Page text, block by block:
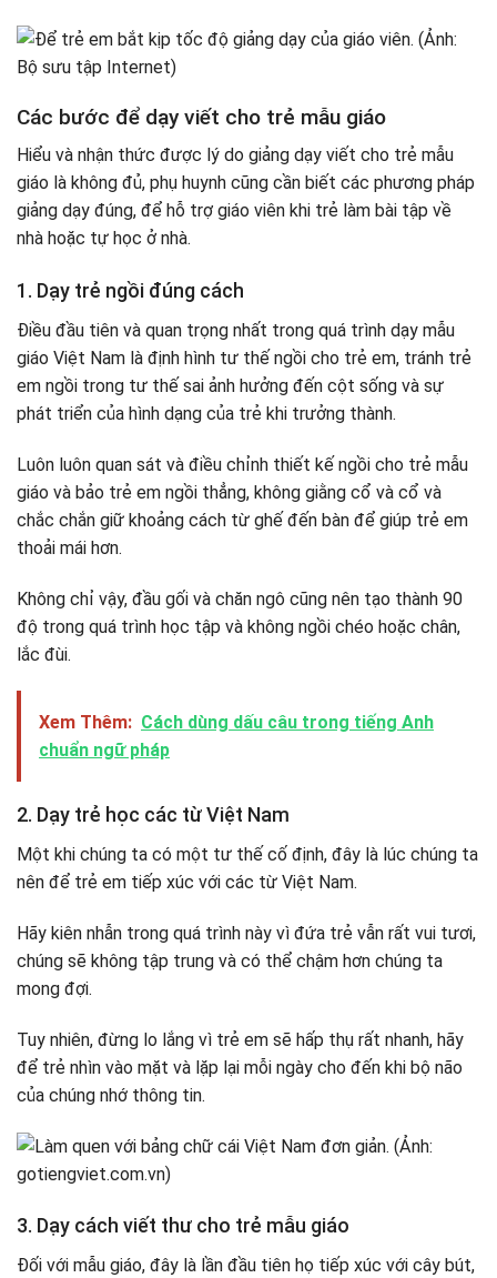
Các bước để dạy viết cho trẻ mẫu giáo
Hiểu và nhận thức được lý do giảng dạy viết cho trẻ mẫu
giáo là không đủ, phụ huynh cũng cần biết các phương pháp
giảng dạy đúng, để hỗ trợ giáo viên khi trẻ làm bài tập về
nhà hoặc tự học ở nhà.
1. Dạy trẻ ngồi đúng cách
Điều đầu tiên và quan trọng nhất trong quá trình dạy mẫu
giáo Việt Nam là định hình tư thế ngồi cho trẻ em, tránh trẻ
em ngồi trong tư thế sai ảnh hưởng đến cột sống và sự
phát triển của hình dạng của trẻ khi trưởng thành.
Luôn luôn quan sát và điều chỉnh thiết kế ngồi cho trẻ mẫu
giáo và bảo trẻ em ngồi thẳng, không giằng cổ và cổ và
chắc chắn giữ khoảng cách từ ghế đến bàn để giúp trẻ em
thoải mái hơn.
Không chỉ vậy, đầu gối và chăn ngô cũng nên tạo thành 90
độ trong quá trình học tập và không ngồi chéo hoặc chân,
lắc đùi.
Xem Thêm: Cách dùng dấu câu trong tiếng Anh
chuẩn ngữ pháp
2. Dạy trẻ học các từ Việt Nam
Một khi chúng ta có một tư thế cố định, đây là lúc chúng ta
nên để trẻ em tiếp xúc với các từ Việt Nam.
Hãy kiên nhẫn trong quá trình này vì đứa trẻ vẫn rất vui tươi,
chúng sẽ không tập trung và có thể chậm hơn chúng ta
mong đợi.
Tuy nhiên, đừng lo lắng vì trẻ em sẽ hấp thụ rất nhanh, hãy
để trẻ nhìn vào mặt và lặp lại mỗi ngày cho đến khi bộ não
của chúng nhớ thông tin.
3. Dạy cách viết thư cho trẻ mẫu giáo
Đối với mẫu giáo, đây là lần đầu tiên họ tiếp xúc với cây bút,